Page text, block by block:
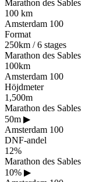
Marathon des Sables
100 km
Amsterdam 100
Format
250km / 6 stages
Marathon des Sables
100km
Amsterdam 100
Höjdmeter
1,500m
Marathon des Sables
50m ▶
Amsterdam 100
DNF-andel
12%
Marathon des Sables
10% ▶